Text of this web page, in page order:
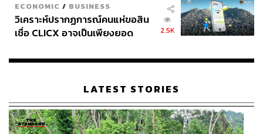
ECONOMIC / BUSINESS
วิเคราะห์ปรากฏการณ์คนแห่ขอสิน
เชื่อ CLICX อาจเป็นเพียงยอด
เรือนไทยที่ถูกซุกไว้
2.5K
LATEST STORIES